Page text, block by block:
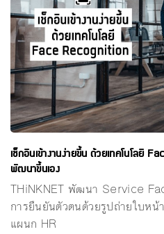
เช็กอินเข้างานง่ายขึ้น ด้วยเทคโนโลยี
พัฒนาขึ้นเอง
THiNKNET พัฒนา Service
การยืนยันตัวตนด้วยรูปถ่ายใบหน้
แผนก HR